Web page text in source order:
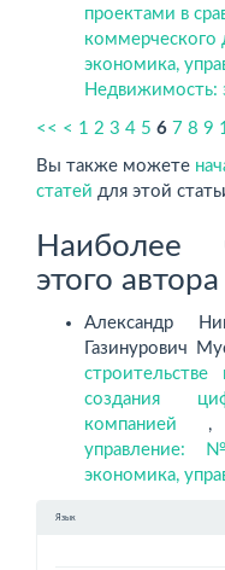
проектами в
коммерческого
экономика,
Недвижимость:
<< < 1 2 3 4 5 6 7 8 9
Вы также можете
статей для этой
Наиболее
этого
Александр
Газинурович
создания
компанией
управление:
экономика,
Язык